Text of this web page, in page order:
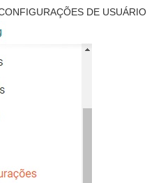
DE USUÁRIO